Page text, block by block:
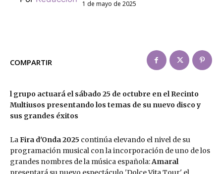
1 de mayo de 2025
COMPARTIR
l grupo actuará el sábado 25 de octubre en el Recinto
Multiusos presentando los temas de su nuevo disco y
sus grandes éxitos
LaFira d'Onda 2025 continúa elevando el nivel de su
programación musical con la incorporación de uno de los
grandes nombres de la música española:Amaral